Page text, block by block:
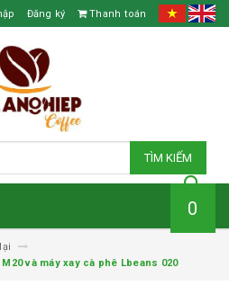
Đăng ký Thanh toán
TÌM KIẾM
0
và máy xay cà phê Lbeans 020